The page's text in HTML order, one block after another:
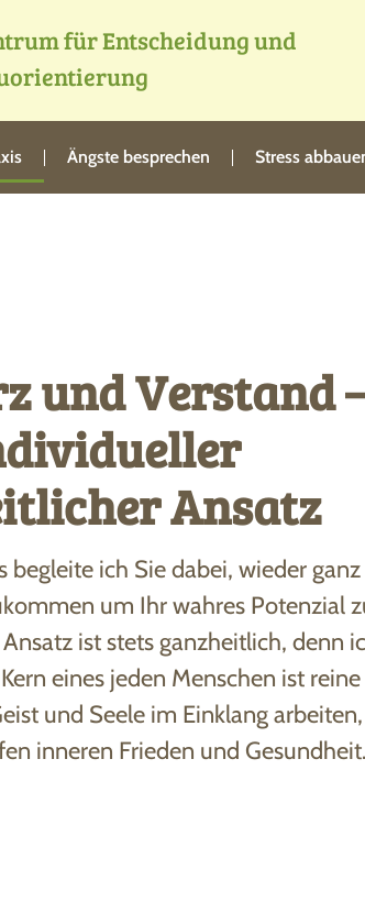
für Entscheidung und
Ängste besprechen Stress
und Verstand
Ansatz
begleite ich Sie dabei, wieder
um Ihr wahres Potenzial
ist stets ganzheitlich, denn
eines jeden Menschen ist
und Seele im Einklang arbeiten,
inneren Frieden und